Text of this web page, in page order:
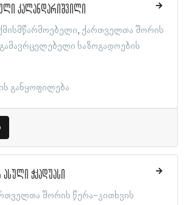
კალანდარიშვილი
ქართველთა შორის
საზოგადოების
განყოფილება
ასული ჭკადუასი
შორის წერა-კითხვის